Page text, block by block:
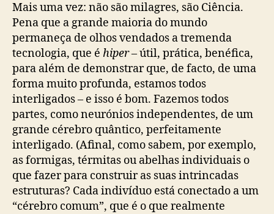
Mais uma vez: não são milagres, são Ciência.
Pena que a grande maioria do mundo
permaneça de olhos vendados a tremenda
tecnologia, que é hiper– útil, prática, benéfica,
para além de demonstrar que, de facto, de uma
forma muito profunda, estamos todos
interligados – e isso é bom. Fazemos todos
partes, como neurónios independentes, de um
grande cérebro quântico, perfeitamente
interligado. (Afinal, como sabem, por exemplo,
as formigas, térmitas ou abelhas individuais o
que fazer para construir as suas intrincadas
estruturas? Cada indivíduo está conectado a um
“cérebro comum”, que é o que realmente